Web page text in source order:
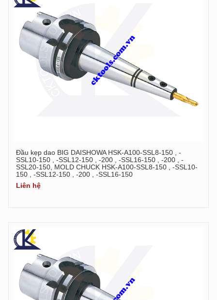
Đầu kẹp dao BIG DAISHOWA HSK-A100-SSL8-150 , -
SSL10-150 , -SSL12-150 , -200 , -SSL16-150 , -200 , -
SSL20-150, MOLD CHUCK HSK-A100-SSL8-150 , -SSL10-
150 , -SSL12-150 , -200 , -SSL16-150
Liên hệ